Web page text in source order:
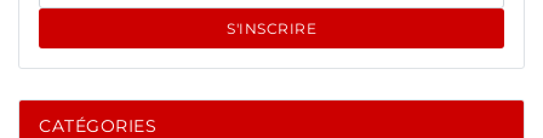
S'INSCRIRE
CATÉGORIES